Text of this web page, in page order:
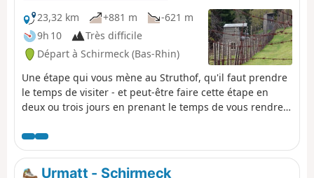
23,32 km
+881 m
-621 m
9h 10
Très difficile
Départ à Schirmeck (Bas-Rhin)
Une étape qui vous mène au Struthof, qu'il faut prendre
le temps de visiter - et peut-être faire cette étape en
deux ou trois jours en prenant le temps de vous rendre
Champ du Feu et la belle station de moyenne montagne
ainsi que le Hohwald. Récit de cette neuvième étape par
Romain Gascon à retrouver dans le magazine Passion
Urmatt - Schirmeck